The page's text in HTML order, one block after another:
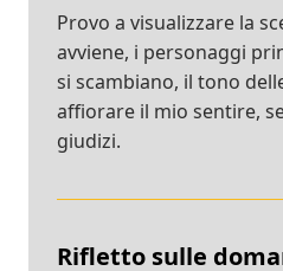
Provo a visualizzare la
avviene, i personaggi
si scambiano, il tono
affiorare il mio sentire,
giudizi.
Rifletto sulle